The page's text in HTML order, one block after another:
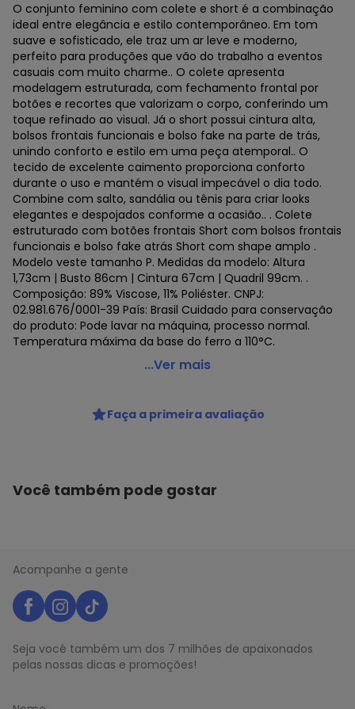
O conjunto feminino com colete e short é a combinação
ideal entre elegância e estilo contemporâneo. Em tom
suave e sofisticado, ele traz um ar leve e moderno,
perfeito para produções que vão do trabalho a eventos
casuais com muito charme.. O colete apresenta
modelagem estruturada, com fechamento frontal por
botões e recortes que valorizam o corpo, conferindo um
toque refinado ao visual. Já o short possui cintura alta,
bolsos frontais funcionais e bolso fake na parte de trás,
unindo conforto e estilo em uma peça atemporal.. O
tecido de excelente caimento proporciona conforto
durante o uso e mantém o visual impecável o dia todo.
Combine com salto, sandália ou tênis para criar looks
elegantes e despojados conforme a ocasião.. . Colete
estruturado com botões frontais Short com bolsos frontais
funcionais e bolso fake atrás Short com shape amplo .
Modelo veste tamanho P. Medidas da modelo: Altura
1,73cm | Busto 86cm | Cintura 67cm | Quadril 99cm. .
Composição: 89% Viscose, 11% Poliéster. CNPJ:
02.981.676/0001-39 País: Brasil Cuidado para conservação
do produto: Pode lavar na máquina, processo normal.
Temperatura máxima da base do ferro a 110°C.
Salvatore Fashion - Conjunto Alfaiataria com Colete e
Código do produto: 24279359
algum dia do mês, para o menor tamanho disponível.
agosto/2026
março/2026
fevereiro/2026
...Ver mais
Faça a primeira avaliação
Você também pode gostar
Acompanhe a gente
Seja você também um dos 7 milhões de apaixonados
pelas nossas dicas e promoções!